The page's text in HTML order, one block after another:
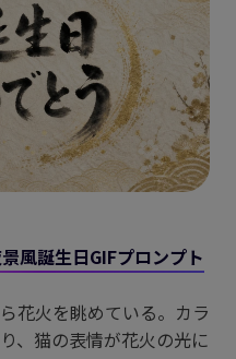
風誕生日GIFプロンプト
花火を眺めている。カラ
、猫の表情が花火の光に